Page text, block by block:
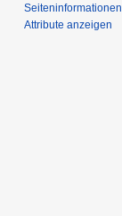
Seiten­­informationen
Attribute anzeigen